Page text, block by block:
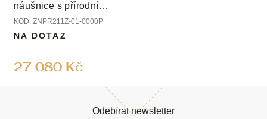
náušnice s přírodní
perletí
KÓD: ZNPR211Z-01-0000P
27 080 Kč
NA DOTAZ
Odebírat newsletter